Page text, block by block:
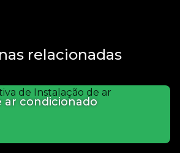
relacionadas
ar condicionado